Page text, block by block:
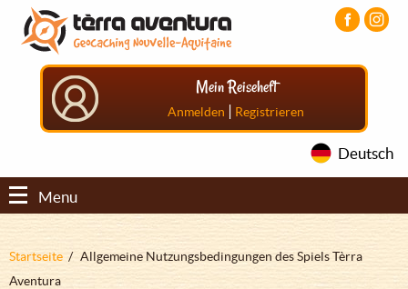
Direkt
zum
Inhalt
Aller
menu
principal
Aller
pied
Mein Reiseheft
Anmelden | Registrieren
Deutsch
Menu
Pfadnavigation
Startseite
Allgemeine Nutzungsbedingungen des Spiels Tèrra
Aventura